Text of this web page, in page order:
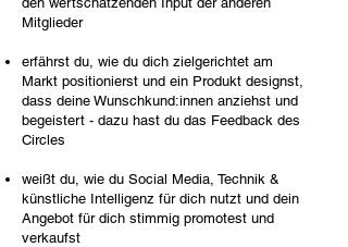
Mitglieder
erfährst du, wie du dich zielgerichtet am
Markt positionierst und ein Produkt designst,
dass deine Wunschkund:innen anziehst und
begeistert - dazu hast du das Feedback des
Circles
weißt du, wie du Social Media, Technik &
künstliche Intelligenz für dich nutzt und dein
Angebot für dich stimmig promotest und
verkaufst